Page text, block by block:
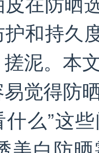
和持久
泥。本
觉得防
什么”这